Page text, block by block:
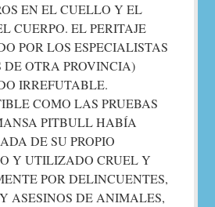
EN EL CUELLO Y EL
CUERPO. EL PERITAJE
POR LOS ESPECIALISTAS
DE OTRA PROVINCIA)
IRREFUTABLE.
COMO LAS PRUEBAS
PITBULL HABÍA
DE SU PROPIO
Y UTILIZADO CRUEL Y
POR DELINCUENTES,
ASESINOS DE ANIMALES,